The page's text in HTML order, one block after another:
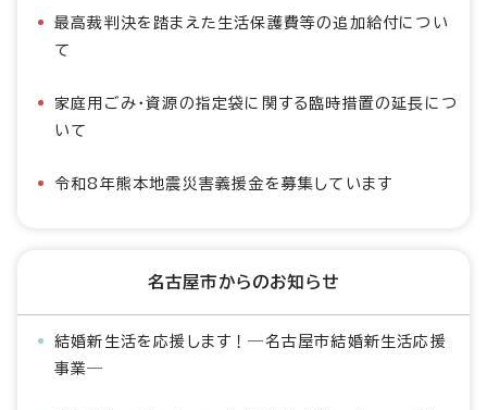
最高裁判決を踏まえた生活保護費等の追加給付につい
て
家庭用ごみ・資源の指定袋に関する臨時措置の延長につ
いて
令和8年熊本地震災害義援金を募集しています
名古屋市からのお知らせ
結婚新生活を応援します！―名古屋市結婚新生活応援
事業―